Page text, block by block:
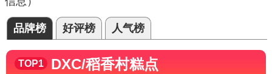
品牌榜 好评榜 人气榜
TOP1 DXC/稻香村糕点